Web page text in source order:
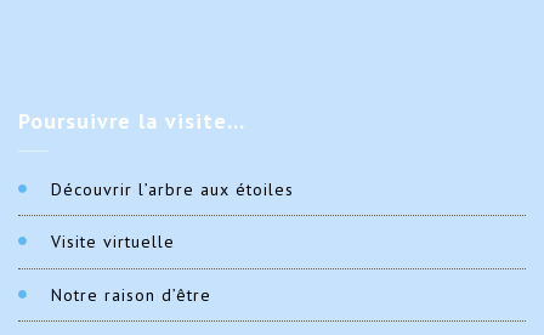
Poursuivre la visite…
Découvrir l’arbre aux étoiles
Visite virtuelle
Notre raison d’être